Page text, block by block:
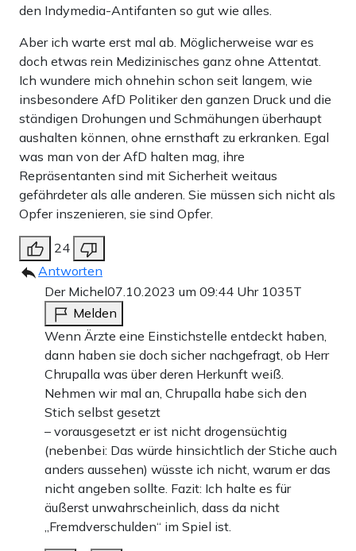
den Indymedia-Antifanten so gut wie alles.
Aber ich warte erst mal ab. Möglicherweise war es
doch etwas rein Medizinisches ganz ohne Attentat.
Ich wundere mich ohnehin schon seit langem, wie
insbesondere AfD Politiker den ganzen Druck und die
ständigen Drohungen und Schmähungen überhaupt
aushalten können, ohne ernsthaft zu erkranken. Egal
was man von der AfD halten mag, ihre
Repräsentanten sind mit Sicherheit weitaus
gefährdeter als alle anderen. Sie müssen sich nicht als
Opfer inszenieren, sie sind Opfer.
24
Antworten
Der Michel07.10.2023 um 09:44 Uhr 1035T
Melden
Wenn Ärzte eine Einstichstelle entdeckt haben,
dann haben sie doch sicher nachgefragt, ob Herr
Chrupalla was über deren Herkunft weiß.
Nehmen wir mal an, Chrupalla habe sich den
Stich selbst gesetzt
– vorausgesetzt er ist nicht drogensüchtig
(nebenbei: Das würde hinsichtlich der Stiche auch
anders aussehen) wüsste ich nicht, warum er das
nicht angeben sollte. Fazit: Ich halte es für
äußerst unwahrscheinlich, dass da nicht
„Fremdverschulden“ im Spiel ist.